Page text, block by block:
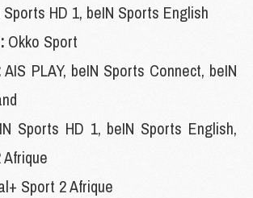
Sports HD 1, beIN Sports English
Okko Sport
AIS PLAY, beIN Sports Connect, beIN
Sports HD 1, beIN Sports English,
Sport 2 Afrique